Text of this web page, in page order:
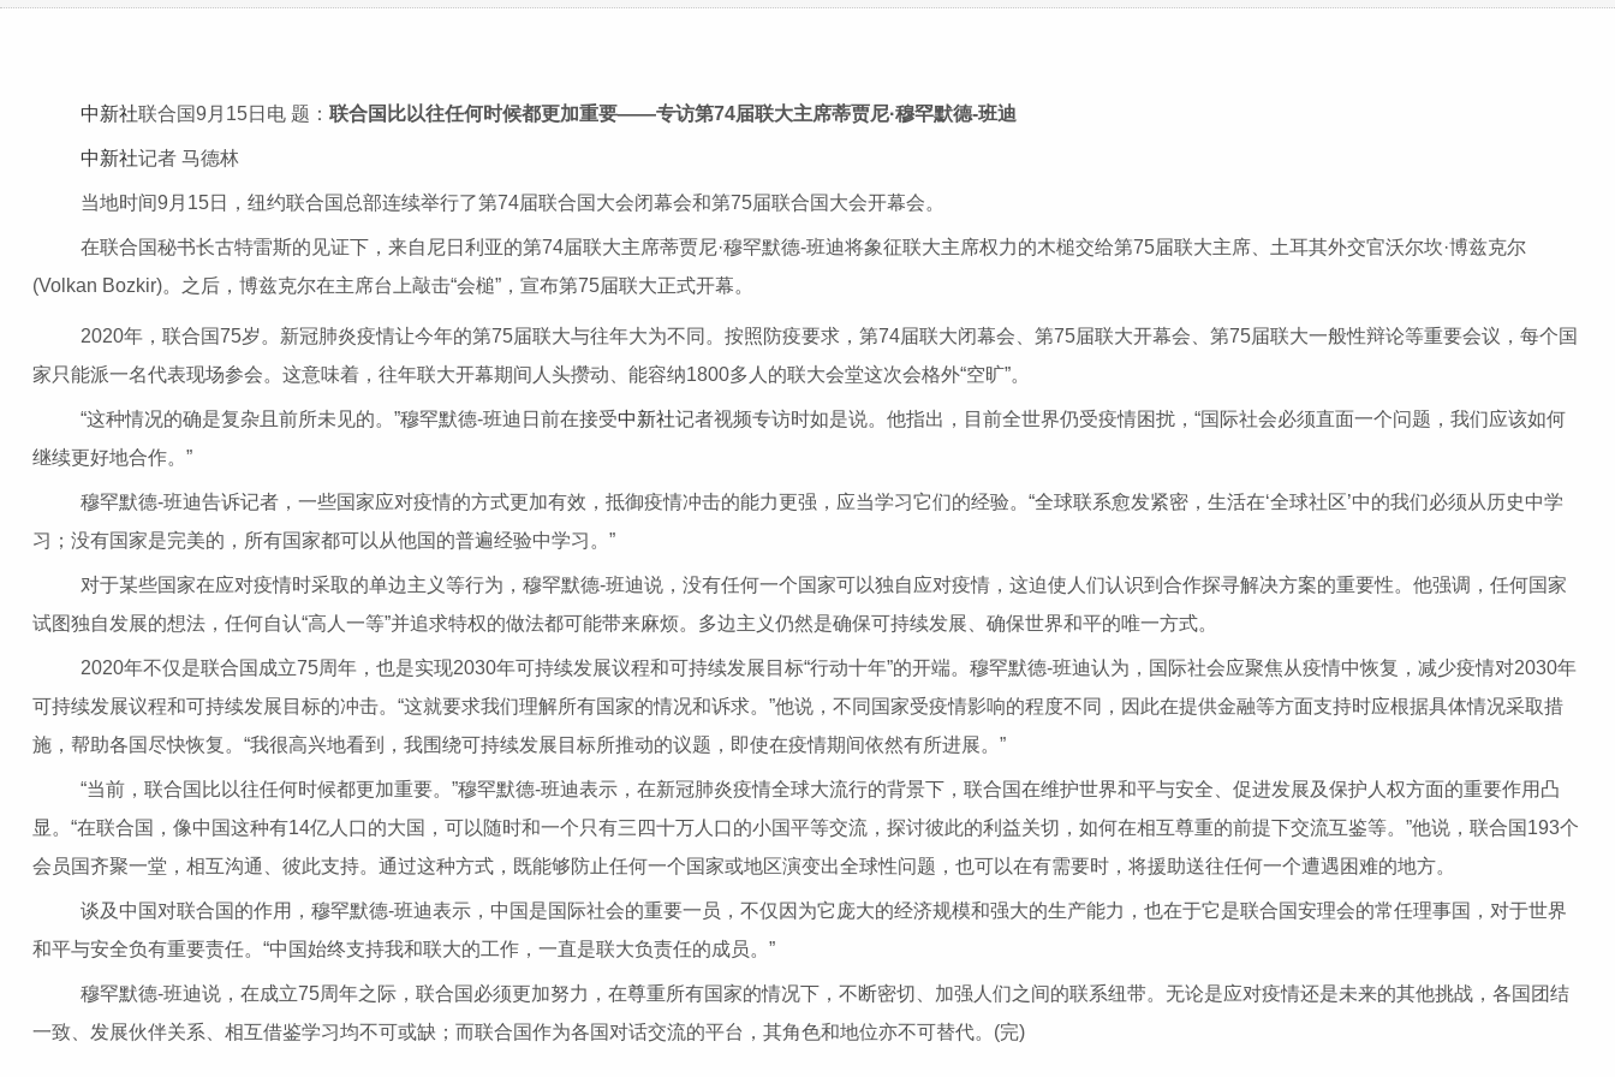
中新社联合国9月15日电 题： 联合国比以往任何时候都更加重要——专访第74届联大主席蒂贾尼·穆罕默德-班迪
中新社记者 马德林
当地时间9月15日，纽约联合国总部连续举行了第74届联合国大会闭幕会和第75届联合国大会开幕会。
在联合国秘书长古特雷斯的见证下，来自尼日利亚的第74届联大主席蒂贾尼·穆罕默德-班迪将象征联大主席权力的木槌交给第75届联大主席、土耳其外交官沃尔坎·博兹克尔
(Volkan Bozkir)。之后，博兹克尔在主席台上敲击“会槌”，宣布第75届联大正式开幕。
2020年，联合国75岁。新冠肺炎疫情让今年的第75届联大与往年大为不同。按照防疫要求，第74届联大闭幕会、第75届联大开幕会、第75届联大一般性辩论等重要会议，每个国
家只能派一名代表现场参会。这意味着，往年联大开幕期间人头攒动、能容纳1800多人的联大会堂这次会格外“空旷”。
“这种情况的确是复杂且前所未见的。”穆罕默德-班迪日前在接受中新社记者视频专访时如是说。他指出，目前全世界仍受疫情困扰，“国际社会必须直面一个问题，我们应该如何
继续更好地合作。”
穆罕默德-班迪告诉记者，一些国家应对疫情的方式更加有效，抵御疫情冲击的能力更强，应当学习它们的经验。“全球联系愈发紧密，生活在‘全球社区’中的我们必须从历史中学
习；没有国家是完美的，所有国家都可以从他国的普遍经验中学习。”
对于某些国家在应对疫情时采取的单边主义等行为，穆罕默德-班迪说，没有任何一个国家可以独自应对疫情，这迫使人们认识到合作探寻解决方案的重要性。他强调，任何国家
试图独自发展的想法，任何自认“高人一等”并追求特权的做法都可能带来麻烦。多边主义仍然是确保可持续发展、确保世界和平的唯一方式。
2020年不仅是联合国成立75周年，也是实现2030年可持续发展议程和可持续发展目标“行动十年”的开端。穆罕默德-班迪认为，国际社会应聚焦从疫情中恢复，减少疫情对2030年
可持续发展议程和可持续发展目标的冲击。“这就要求我们理解所有国家的情况和诉求。”他说，不同国家受疫情影响的程度不同，因此在提供金融等方面支持时应根据具体情况采取措
施，帮助各国尽快恢复。“我很高兴地看到，我围绕可持续发展目标所推动的议题，即使在疫情期间依然有所进展。”
“当前，联合国比以往任何时候都更加重要。”穆罕默德-班迪表示，在新冠肺炎疫情全球大流行的背景下，联合国在维护世界和平与安全、促进发展及保护人权方面的重要作用凸
显。“在联合国，像中国这种有14亿人口的大国，可以随时和一个只有三四十万人口的小国平等交流，探讨彼此的利益关切，如何在相互尊重的前提下交流互鉴等。”他说，联合国193个
会员国齐聚一堂，相互沟通、彼此支持。通过这种方式，既能够防止任何一个国家或地区演变出全球性问题，也可以在有需要时，将援助送往任何一个遭遇困难的地方。
谈及中国对联合国的作用，穆罕默德-班迪表示，中国是国际社会的重要一员，不仅因为它庞大的经济规模和强大的生产能力，也在于它是联合国安理会的常任理事国，对于世界
和平与安全负有重要责任。“中国始终支持我和联大的工作，一直是联大负责任的成员。”
穆罕默德-班迪说，在成立75周年之际，联合国必须更加努力，在尊重所有国家的情况下，不断密切、加强人们之间的联系纽带。无论是应对疫情还是未来的其他挑战，各国团结
一致、发展伙伴关系、相互借鉴学习均不可或缺；而联合国作为各国对话交流的平台，其角色和地位亦不可替代。(完)